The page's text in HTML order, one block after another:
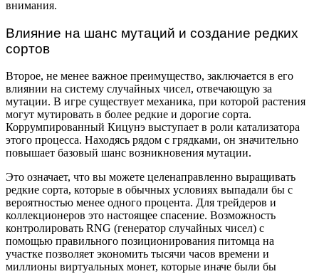
внимания.
Влияние на шанс мутаций и создание редких
сортов
Второе, не менее важное преимущество, заключается в его
влиянии на систему случайных чисел, отвечающую за
мутации. В игре существует механика, при которой растения
могут мутировать в более редкие и дорогие сорта.
Коррумпированный Кицунэ выступает в роли катализатора
этого процесса. Находясь рядом с грядками, он значительно
повышает базовый шанс возникновения мутации.
Это означает, что вы можете целенаправленно выращивать
редкие сорта, которые в обычных условиях выпадали бы с
вероятностью менее одного процента. Для трейдеров и
коллекционеров это настоящее спасение. Возможность
контролировать RNG (генератор случайных чисел) с
помощью правильного позиционирования питомца на
участке позволяет экономить тысячи часов времени и
миллионы виртуальных монет, которые иначе были бы